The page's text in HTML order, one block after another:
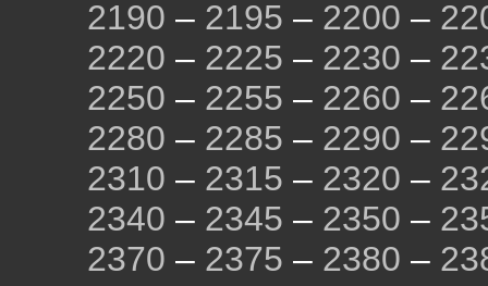
2190 – 2195 – 2200 –
2220 – 2225 – 2230 –
2250 – 2255 – 2260 –
2280 – 2285 – 2290 –
2310 – 2315 – 2320 –
2340 – 2345 – 2350 –
2370 – 2375 – 2380 –